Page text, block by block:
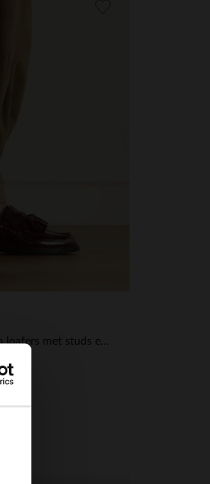
Bordeaux leren loafers met studs en kwastjes